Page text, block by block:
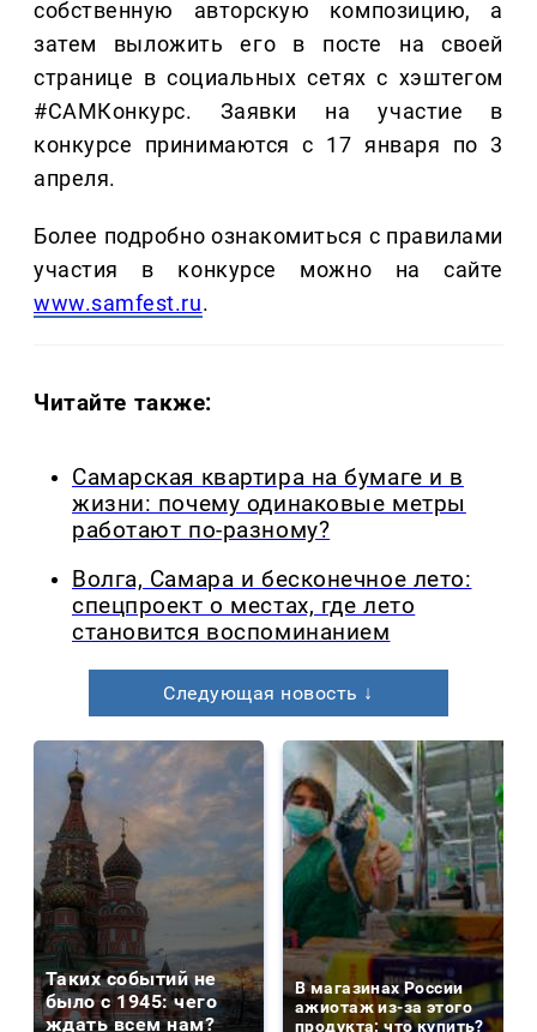
собственную авторскую композицию, а
затем выложить его в посте на своей
странице в социальных сетях с хэштегом
#САМКонкурс. Заявки на участие в
конкурсе принимаются с 17 января по 3
апреля.
Более подробно ознакомиться с правилами
участия в конкурсе можно на сайте
www.samfest.ru.
Читайте также:
Самарская квартира на бумаге и в
жизни: почему одинаковые метры
работают по-разному?
Волга, Самара и бесконечное лето:
спецпроект о местах, где лето
становится воспоминанием
Следующая новость ↓
Таких событий не
было с 1945: чего
ждать всем нам?
В магазинах России
ажиотаж из-за этого
продукта: что купить?